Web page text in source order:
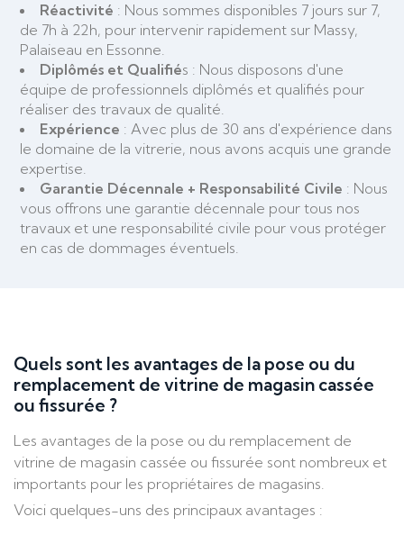
Réactivité : Nous sommes disponibles 7 jours sur 7,
de 7h à 22h, pour intervenir rapidement sur Massy,
Palaiseau en Essonne.
Diplômés et Qualifiés : Nous disposons d'une
équipe de professionnels diplômés et qualifiés pour
réaliser des travaux de qualité.
Expérience : Avec plus de 30 ans d'expérience dans
le domaine de la vitrerie, nous avons acquis une grande
expertise.
Garantie Décennale + Responsabilité Civile : Nous
vous offrons une garantie décennale pour tous nos
travaux et une responsabilité civile pour vous protéger
en cas de dommages éventuels.
Quels sont les avantages de la pose ou du
remplacement de vitrine de magasin cassée
ou fissurée ?
Les avantages de la pose ou du remplacement de
vitrine de magasin cassée ou fissurée sont nombreux et
importants pour les propriétaires de magasins.
Voici quelques-uns des principaux avantages :